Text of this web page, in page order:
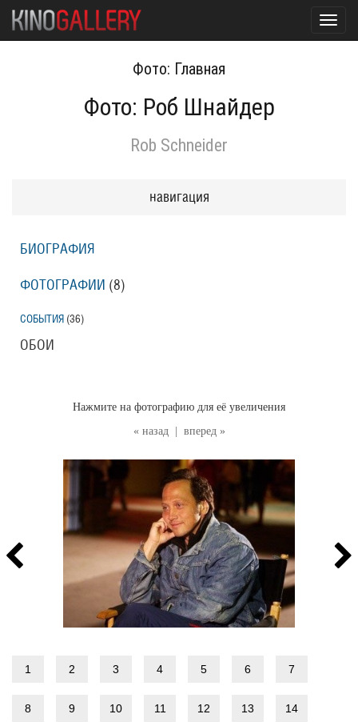
Фото: Главная
Фото: Роб Шнайдер
Rob Schneider
« назад вперед »
Нажмите на фотографию для её увеличения
1 2 3 4 5 6 7
8 9 10 11 12 13 14
навигация
БИОГРАФИЯ
ФОТОГРАФИИ (8)
СОБЫТИЯ (36)
ОБОИ